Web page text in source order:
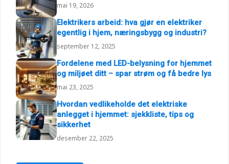
mai 19, 2026
Elektrikers arbeid: hva gjør en elektriker
egentlig i hjem, næringsbygg og industri?
september 12, 2025
Fordelene med LED-belysning for hjemmet
og miljøet ditt – spar strøm og få bedre lys
mai 23, 2025
Hvordan vedlikeholde det elektriske
anlegget i hjemmet: sjekkliste, tips og
sikkerhet
desember 22, 2025